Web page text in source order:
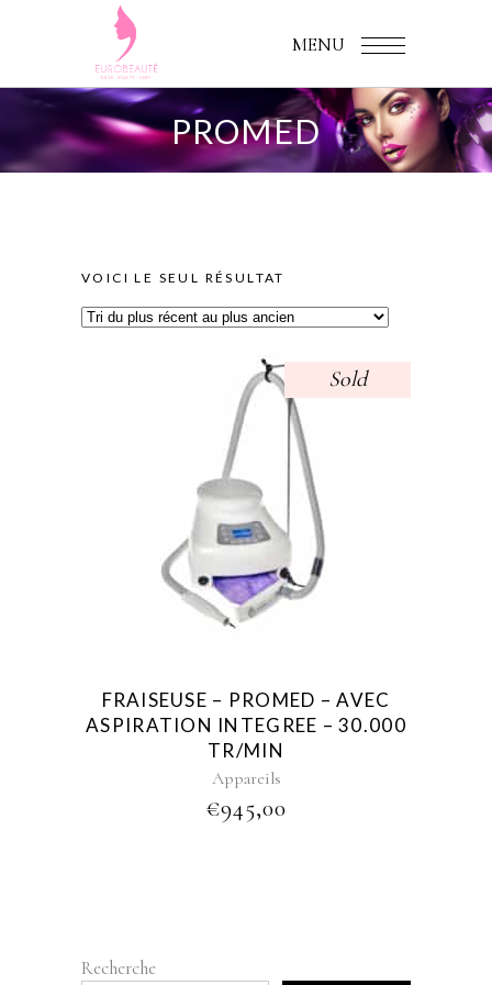
MENU
PROMED
VOICI LE SEUL RÉSULTAT
Sold
FRAISEUSE – PROMED – AVEC
ASPIRATION INTEGREE – 30.000
TR/MIN
Appareils
€945,00
Recherche